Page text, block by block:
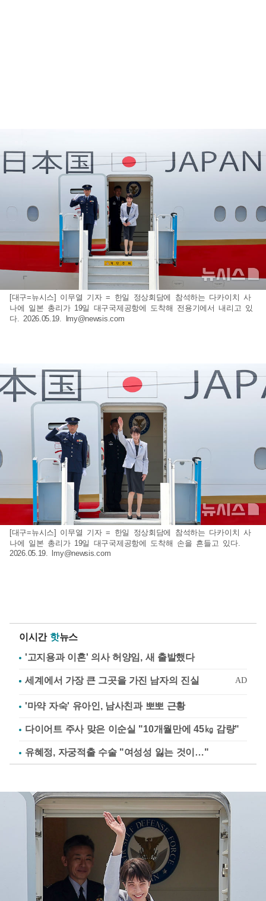
[대구=뉴시스] 이무열 기자 = 한일 정상회담에 참석하는 다카이치 사
나에 일본 총리가 19일 대구국제공항에 도착해 전용기에서 내리고 있
다. 2026.05.19. lmy@newsis.com
[대구=뉴시스] 이무열 기자 = 한일 정상회담에 참석하는 다카이치 사
나에 일본 총리가 19일 대구국제공항에 도착해 손을 흔들고 있다.
2026.05.19.
lmy@newsis.com
이시간 핫뉴스
'고지용과 이혼' 의사 허양임, 새 출발했다
'마약 자숙' 유아인, 남사친과 뽀뽀 근황
다이어트 주사 맞은 이순실 "10개월만에 45㎏ 감량"
유혜정, 자궁적출 수술 "여성성 잃는 것이…"